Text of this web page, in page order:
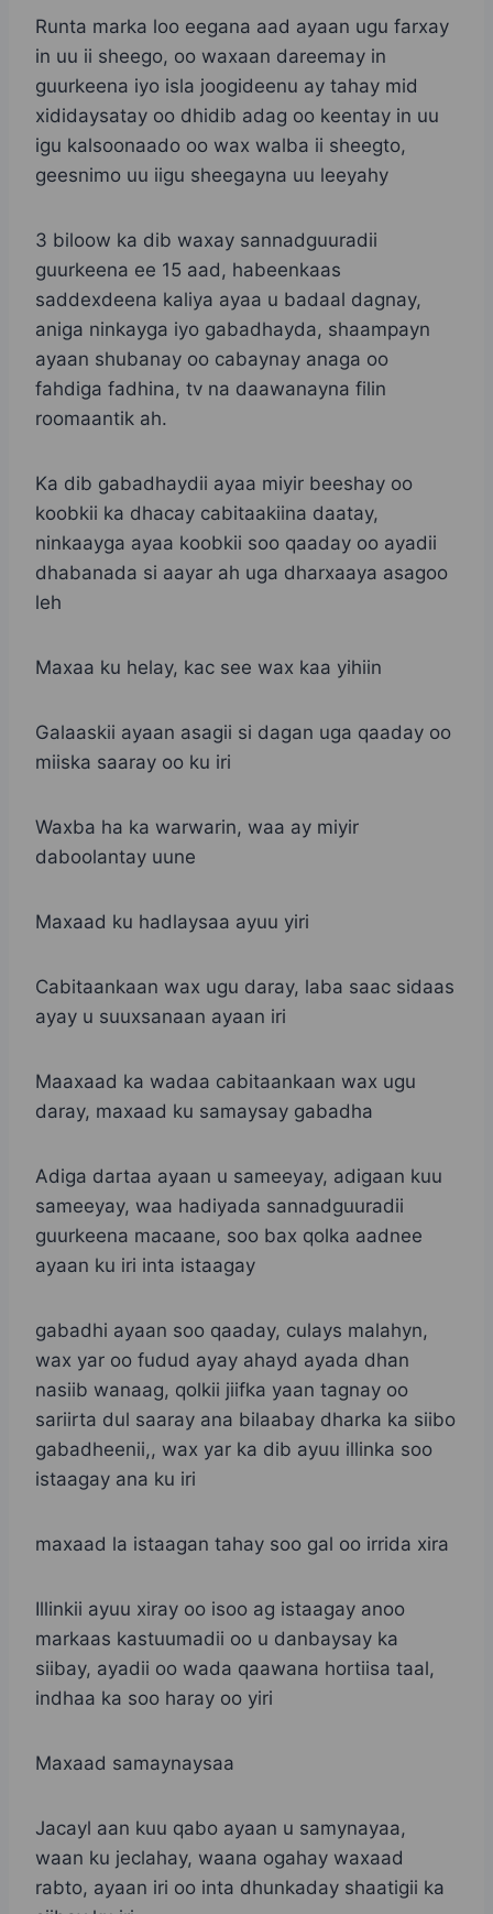
Runta marka loo eegana aad ayaan ugu farxay
in uu ii sheego, oo waxaan dareemay in
guurkeena iyo isla joogideenu ay tahay mid
xididaysatay oo dhidib adag oo keentay in uu
igu kalsoonaado oo wax walba ii sheegto,
geesnimo uu iigu sheegayna uu leeyahy
3 biloow ka dib waxay sannadguuradii
guurkeena ee 15 aad, habeenkaas
saddexdeena kaliya ayaa u badaal dagnay,
aniga ninkayga iyo gabadhayda, shaampayn
ayaan shubanay oo cabaynay anaga oo
fahdiga fadhina, tv na daawanayna filin
roomaantik ah.
Ka dib gabadhaydii ayaa miyir beeshay oo
koobkii ka dhacay cabitaakiina daatay,
ninkaayga ayaa koobkii soo qaaday oo ayadii
dhabanada si aayar ah uga dharxaaya asagoo
leh
Maxaa ku helay, kac see wax kaa yihiin
Galaaskii ayaan asagii si dagan uga qaaday oo
miiska saaray oo ku iri
Waxba ha ka warwarin, waa ay miyir
daboolantay uune
Maxaad ku hadlaysaa ayuu yiri
Cabitaankaan wax ugu daray, laba saac sidaas
ayay u suuxsanaan ayaan iri
Maaxaad ka wadaa cabitaankaan wax ugu
daray, maxaad ku samaysay gabadha
Adiga dartaa ayaan u sameeyay, adigaan kuu
sameeyay, waa hadiyada sannadguuradii
guurkeena macaane, soo bax qolka aadnee
ayaan ku iri inta istaagay
gabadhi ayaan soo qaaday, culays malahyn,
wax yar oo fudud ayay ahayd ayada dhan
nasiib wanaag, qolkii jiifka yaan tagnay oo
sariirta dul saaray ana bilaabay dharka ka siibo
gabadheenii,, wax yar ka dib ayuu illinka soo
istaagay ana ku iri
maxaad la istaagan tahay soo gal oo irrida xira
Illinkii ayuu xiray oo isoo ag istaagay anoo
markaas kastuumadii oo u danbaysay ka
siibay, ayadii oo wada qaawana hortiisa taal,
indhaa ka soo haray oo yiri
Maxaad samaynaysaa
Jacayl aan kuu qabo ayaan u samynayaa,
waan ku jeclahay, waana ogahay waxaad
rabto, ayaan iri oo inta dhunkaday shaatigii ka